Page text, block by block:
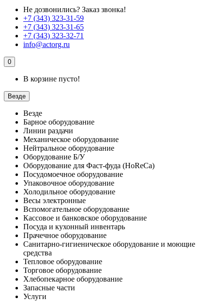
Не дозвонились? Заказ звонка!
+7 (343) 323-31-59
+7 (343) 323-31-65
+7 (343) 323-32-71
info@actorg.ru
0
В корзине пусто!
Везде
Везде
Барное оборудование
Линии раздачи
Механическое оборудование
Нейтральное оборудование
Оборудование Б/У
Оборудование для Фаст-фуда (HoReCa)
Посудомоечное оборудование
Упаковочное оборудование
Холодильное оборудование
Весы электронные
Вспомогательное оборудование
Кассовое и банковское оборудование
Посуда и кухонный инвентарь
Прачечное оборудование
Санитарно-гигиеническое оборудование и моющие
средства
Тепловое оборудование
Торговое оборудование
Хлебопекарное оборудование
Запасные части
Услуги